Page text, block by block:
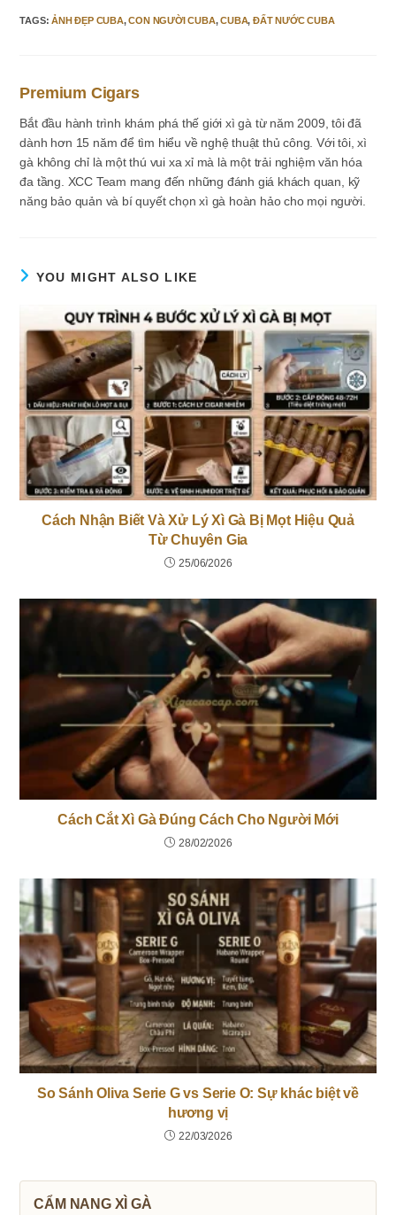
TAGS:ẢNH ĐẸP CUBA, CON NGƯỜI CUBA, CUBA, ĐẤT NƯỚC CUBA
Premium Cigars
Bắt đầu hành trình khám phá thế giới xì gà từ năm 2009, tôi đã
dành hơn 15 năm để tìm hiểu về nghệ thuật thủ công. Với tôi, xì
gà không chỉ là một thú vui xa xỉ mà là một trải nghiệm văn hóa
đa tầng. XCC Team mang đến những đánh giá khách quan, kỹ
năng bảo quản và bí quyết chọn xì gà hoàn hảo cho mọi người.
YOU MIGHT ALSO LIKE
Cách Nhận Biết Và Xử Lý Xì Gà Bị Mọt Hiệu Quả
Từ Chuyên Gia
25/06/2026
Cách Cắt Xì Gà Đúng Cách Cho Người Mới
28/02/2026
So Sánh Oliva Serie G vs Serie O: Sự khác biệt về
hương vị
22/03/2026
CẨM NANG XÌ GÀ